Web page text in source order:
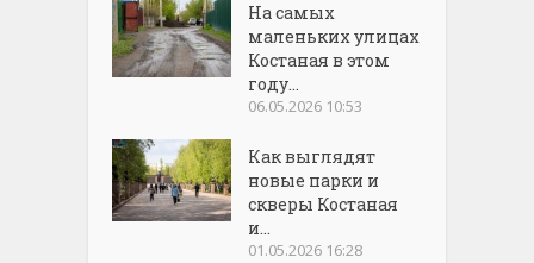
На самых
маленьких улицах
Костаная в этом
году...
06.05.2026 10:53
Как выглядят
новые парки и
скверы Костаная
и...
01.05.2026 16:28